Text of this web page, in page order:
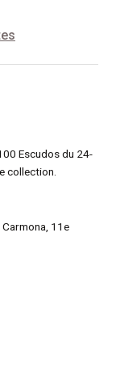
Escudos du 24-
collection.
11e